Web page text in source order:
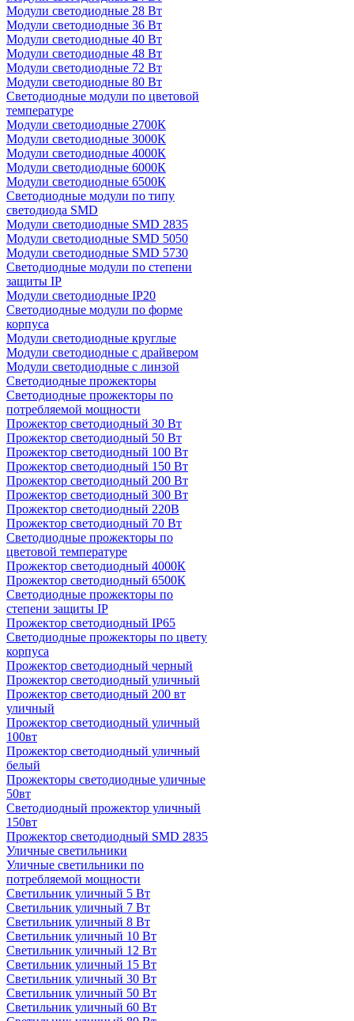
Модули светодиодные 28 Вт
Модули светодиодные 36 Вт
Модули светодиодные 40 Вт
Модули светодиодные 48 Вт
Модули светодиодные 72 Вт
Модули светодиодные 80 Вт
Светодиодные модули по цветовой
температуре
Модули светодиодные 2700К
Модули светодиодные 3000К
Модули светодиодные 4000К
Модули светодиодные 6000К
Модули светодиодные 6500К
Светодиодные модули по типу
светодиода SMD
Модули светодиодные SMD 2835
Модули светодиодные SMD 5050
Модули светодиодные SMD 5730
Светодиодные модули по степени
защиты IP
Модули светодиодные IP20
Светодиодные модули по форме
корпуса
Модули светодиодные круглые
Модули светодиодные с драйвером
Модули светодиодные с линзой
Светодиодные прожекторы
Светодиодные прожекторы по
потребляемой мощности
Прожектор светодиодный 30 Вт
Прожектор светодиодный 50 Вт
Прожектор светодиодный 100 Вт
Прожектор светодиодный 150 Вт
Прожектор светодиодный 200 Вт
Прожектор светодиодный 300 Вт
Прожектор светодиодный 220В
Прожектор светодиодный 70 Вт
Светодиодные прожекторы по
цветовой температуре
Прожектор светодиодный 4000К
Прожектор светодиодный 6500К
Светодиодные прожекторы по
степени защиты IP
Прожектор светодиодный IP65
Светодиодные прожекторы по цвету
корпуса
Прожектор светодиодный черный
Прожектор светодиодный уличный
Прожектор светодиодный 200 вт
уличный
Прожектор светодиодный уличный
100вт
Прожектор светодиодный уличный
белый
Прожекторы светодиодные уличные
50вт
Светодиодный прожектор уличный
150вт
Прожектор светодиодный SMD 2835
Уличные светильники
Уличные светильники по
потребляемой мощности
Светильник уличный 5 Вт
Светильник уличный 7 Вт
Светильник уличный 8 Вт
Светильник уличный 10 Вт
Светильник уличный 12 Вт
Светильник уличный 15 Вт
Светильник уличный 30 Вт
Светильник уличный 50 Вт
Светильник уличный 60 Вт